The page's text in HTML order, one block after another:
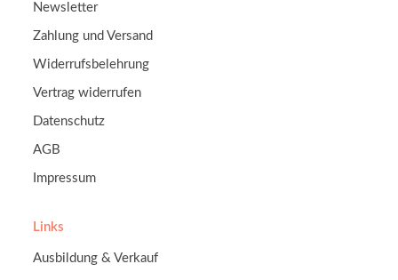
Newsletter
Zahlung und Versand
Widerrufsbelehrung
Vertrag widerrufen
Datenschutz
AGB
Impressum
Links
Ausbildung & Verkauf